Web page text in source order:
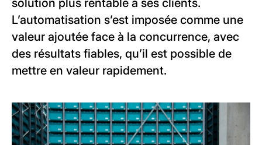
solution plus rentable à ses clients.
L’automatisation s’est imposée comme une
valeur ajoutée face à la concurrence, avec
des résultats fiables, qu’il est possible de
mettre en valeur rapidement.